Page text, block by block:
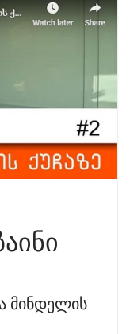
მინდელის